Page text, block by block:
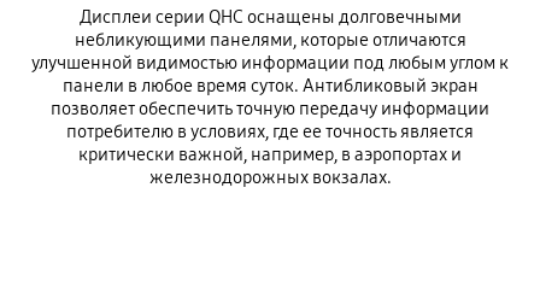
Дисплеи серии QHC оснащены долговечными
небликующими панелями, которые отличаются
улучшенной видимостью информации под любым углом к
панели в любое время суток. Антибликовый экран
позволяет обеспечить точную передачу информации
потребителю в условиях, где ее точность является
критически важной, например, в аэропортах и
железнодорожных вокзалах.